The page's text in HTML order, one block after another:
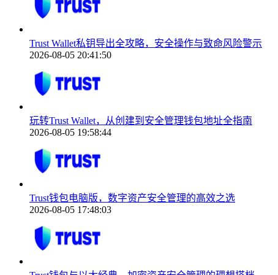
Trust Wallet私钥导出全攻略，安全操作与致命风险警示
2026-08-05 20:41:50
玩转Trust Wallet，从创建到安全管理钱包地址全指南
2026-08-05 19:58:44
Trust钱包电脑版，数字资产安全管理的高效之选
2026-08-05 17:48:03